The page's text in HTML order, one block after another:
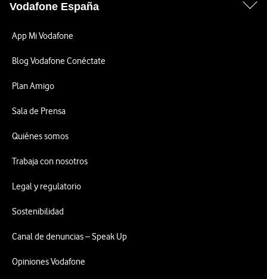
Vodafone España
App Mi Vodafone
Blog Vodafone Conéctate
Plan Amigo
Sala de Prensa
Quiénes somos
Trabaja con nosotros
Legal y regulatorio
Sostenibilidad
Canal de denuncias – Speak Up
Opiniones Vodafone